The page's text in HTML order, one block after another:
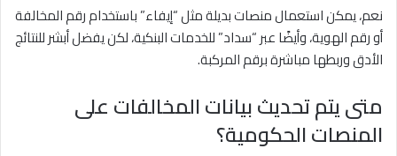
نعم، يمكن استعمال منصات بديلة مثل “إيفاء” باستخدام رقم المخالفة
أو رقم الهوية، وأيضًا عبر “سداد” للخدمات البنكية، لكن يفضل أبشر للنتائج
الأدق وربطها مباشرة برقم المركبة.
متى يتم تحديث بيانات المخالفات على
المنصات الحكومية؟